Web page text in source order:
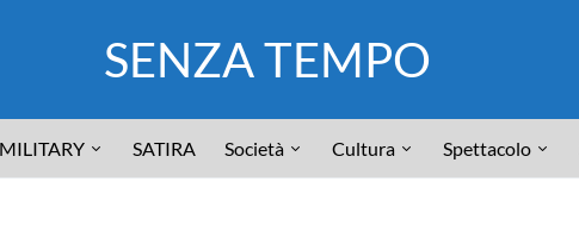
SENZA TEMPO
MILITARY SATIRA Società Cultura Spettacolo